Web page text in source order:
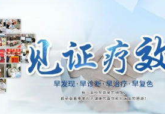
购买的伍德灯检查白斑准确吗
积白斑做全身仓光疗怎么样
口308激光照白癜风一个光斑大概费用多少
盖上有白色的点点摸着光滑怎么回事
脂泡酒真能治白癜风吗 有没有副作用